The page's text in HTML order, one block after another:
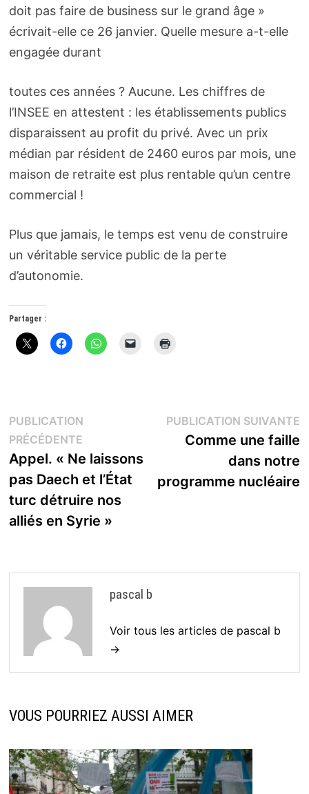
doit pas faire de business sur le grand âge »
écrivait-elle ce 26 janvier. Quelle mesure a-t-elle
engagée durant
toutes ces années ? Aucune. Les chiffres de
l’INSEE en attestent : les établissements publics
disparaissent au profit du privé. Avec un prix
médian par résident de 2460 euros par mois, une
maison de retraite est plus rentable qu’un centre
commercial !
Plus que jamais, le temps est venu de construire
un véritable service public de la perte
d’autonomie.
Partager :
Navigation
de
l’article
PUBLICATION
PRÉCÉDENTEPublication
précédente :
Appel. « Ne laissons
pas Daech et l’État
turc détruire nos
alliés en Syrie »
PUBLICATION SUIVANTE
Comme une faille
dans notre
programme nucléaire
pascal b
Voir tous les articles de pascal b
→
VOUS POURRIEZ AUSSI AIMER